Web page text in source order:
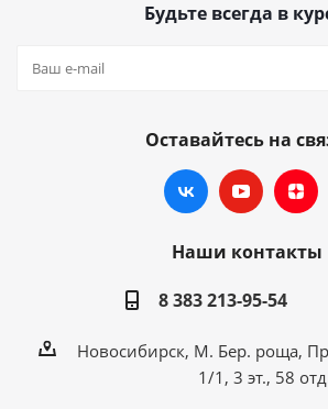
Будьте всегда в
Оставайтесь на
Наши контакты
8 383 213-95-54
Новосибирск, М. Бер. роща,
1/1, 3 эт., 58